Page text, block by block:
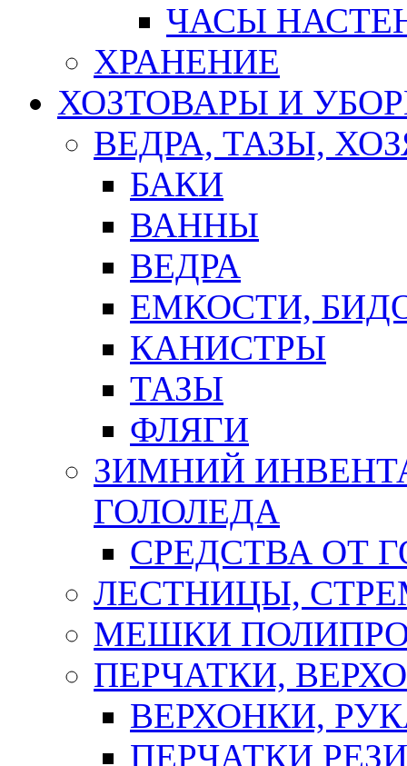
ЧАСЫ
ХРАНЕНИЕ
ХОЗТОВАРЫ И
ВЕДРА, ТАЗЫ,
БАКИ
ВАННЫ
ВЕДРА
ЕМКОСТИ,
КАНИСТРЫ
ТАЗЫ
ФЛЯГИ
ЗИМНИЙ
ГОЛОЛЕДА
СРЕДСТВА ОТ
ЛЕСТНИЦЫ,
МЕШКИ
ПЕРЧАТКИ,
ВЕРХОНКИ,
ПЕРЧАТКИ